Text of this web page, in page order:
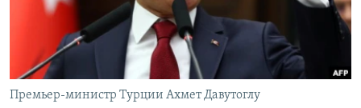
ПОБЕДИТЕЛЕЙ НЕ СУДЯТ?
КРЫМ.НЕПОКОРЕННЫЙ
ELIFBE
УКРАИНСКАЯ ПРОБЛЕМА КРЫМА
ПРИСОЕДИНЯЙТЕСЬ!
Премьер-министр Турции Ахмет Давутоглу